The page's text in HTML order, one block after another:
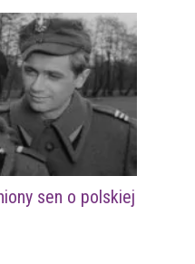
sen o polskiej